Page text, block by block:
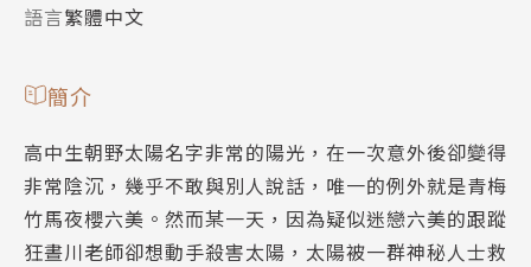
語言繁體中文
簡介
高中生朝野太陽名字非常的陽光，在一次意外後卻變得
非常陰沉，幾乎不敢與別人說話，唯一的例外就是青梅
竹馬夜櫻六美。然而某一天，因為疑似迷戀六美的跟蹤
狂晝川老師卻想動手殺害太陽，太陽被一群神秘人士救